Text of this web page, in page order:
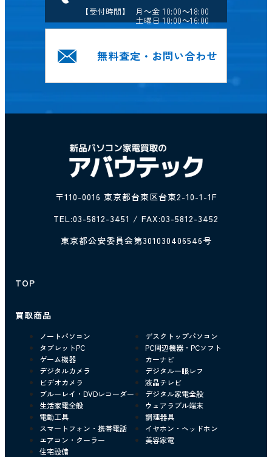
【受付時間】 月～金 10:00～18:00
土曜日 10:00～16:00
無料査定・お問い合わせ
〒110-0016 東京都台東区台東2-10-1-1F
TEL:03-5812-3451 / FAX:03-5812-3452
東京都公安委員会第301030406546号
TOP
買取商品
ノートパソコン
デスクトップパソコン
タブレットPC
PC周辺機器・PCソフト
ゲーム機器
カーナビ
デジタルカメラ
デジタル一眼レフ
ビデオカメラ
液晶テレビ
ブルーレイ・DVDレコーダー
デジタル家電全般
生活家電全般
ウェアラブル端末
電動工具
調理器具
スマートフォン・携帯電話
イヤホン・ヘッドホン
エアコン・クーラー
美容家電
住宅設備